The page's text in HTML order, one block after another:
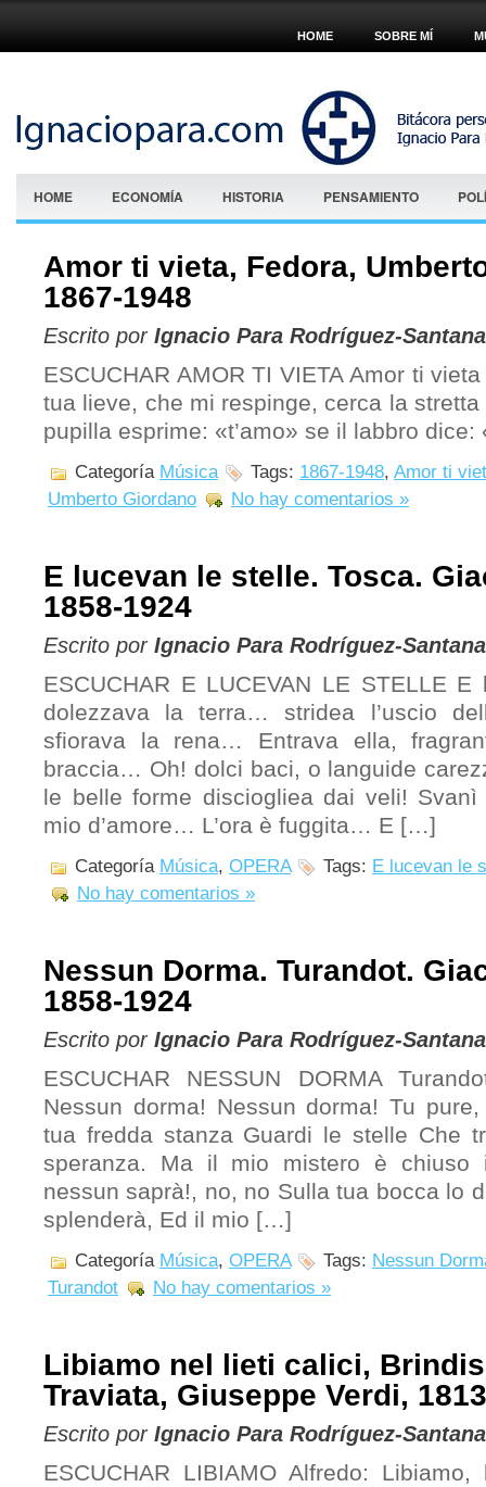
HOME SOBRE MÍ
HOME ECONOMÍA HISTORIA PENSAMIENTO
Amor ti vieta, Fedora,
1867-1948
Escrito por Ignacio Para Rodríguez-Santana
ESCUCHAR AMOR TI VIETA Amor ti
tua lieve, che mi respinge, cerca la
pupilla esprime: «t’amo» se il labbro dice:
Categoría Música Tags: 1867-1948, Amor ti
Umberto Giordano
No hay comentarios »
E lucevan le stelle. Tosca.
1858-1924
Escrito por Ignacio Para Rodríguez-Santana
ESCUCHAR E LUCEVAN LE STELLE
dolezzava la terra… stridea l’uscio
sfiorava la rena… Entrava ella,
braccia… Oh! dolci baci, o languide
le belle forme disciogliea dai veli!
mio d’amore… L’ora è fuggita… E […]
Categoría Música, OPERA Tags: E lucevan le
No hay comentarios »
Nessun Dorma. Turandot.
1858-1924
Escrito por Ignacio Para Rodríguez-Santana
ESCUCHAR NESSUN DORMA
Nessun dorma! Nessun dorma! Tu
tua fredda stanza Guardi le stelle Che
speranza. Ma il mio mistero è
nessun saprà!, no, no Sulla tua bocca lo
splenderà, Ed il mio […]
Categoría Música, OPERA Tags: Nessun
Turandot
No hay comentarios »
Libiamo nel lieti calici,
Traviata, Giuseppe Verdi,
Escrito por Ignacio Para Rodríguez-Santana
ESCUCHAR LIBIAMO Alfredo: